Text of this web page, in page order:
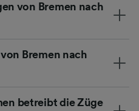
von Bremen nach
Bremen nach
betreibt die Züge